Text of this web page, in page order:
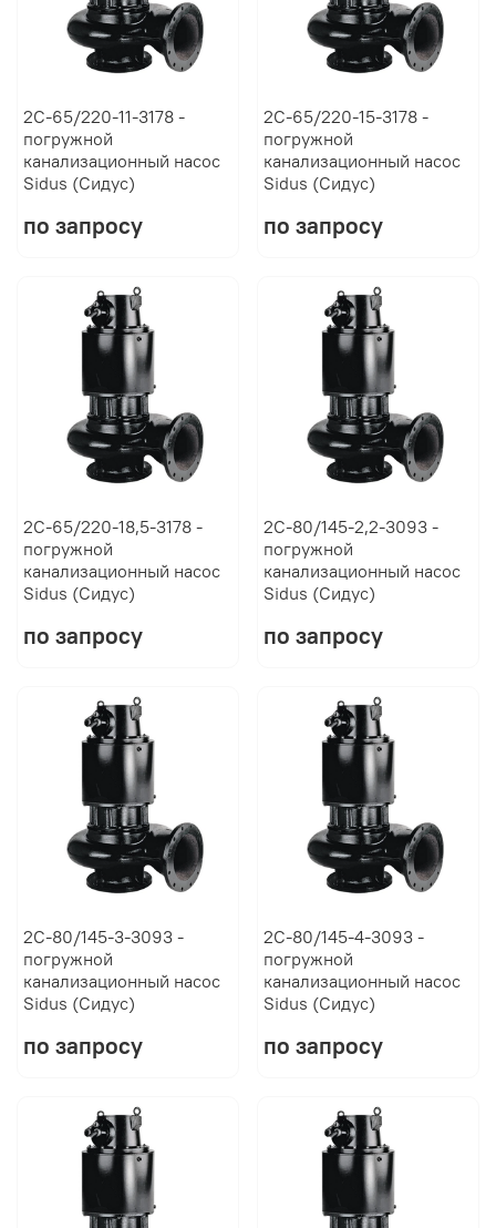
2C-65/220-11-3178 -
погружной
канализационный насос
Sidus (Сидус)
по запросу
2C-65/220-15-3178 -
погружной
канализационный насос
Sidus (Сидус)
по запросу
2C-65/220-18,5-3178 -
погружной
канализационный насос
Sidus (Сидус)
по запросу
2C-80/145-2,2-3093 -
погружной
канализационный насос
Sidus (Сидус)
по запросу
2C-80/145-3-3093 -
погружной
канализационный насос
Sidus (Сидус)
по запросу
2C-80/145-4-3093 -
погружной
канализационный насос
Sidus (Сидус)
по запросу